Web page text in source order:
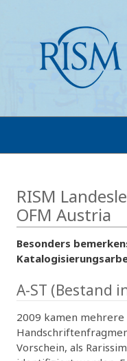
RISM
OFM Austria
Besonders
A-ST (Bestand
2009 kamen mehrere
Vorschein, als